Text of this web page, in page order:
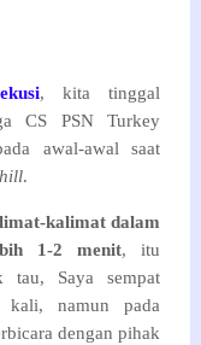
, kita tinggal
CS PSN Turkey
awal-awal saat
.
kalimat dalam
1-2 menit, itu
tau, Saya sempat
kali, namun pada
dengan pihak